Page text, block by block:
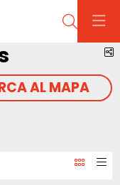
Cerca
AL MAPA